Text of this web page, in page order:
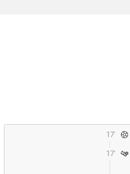
17'
17'